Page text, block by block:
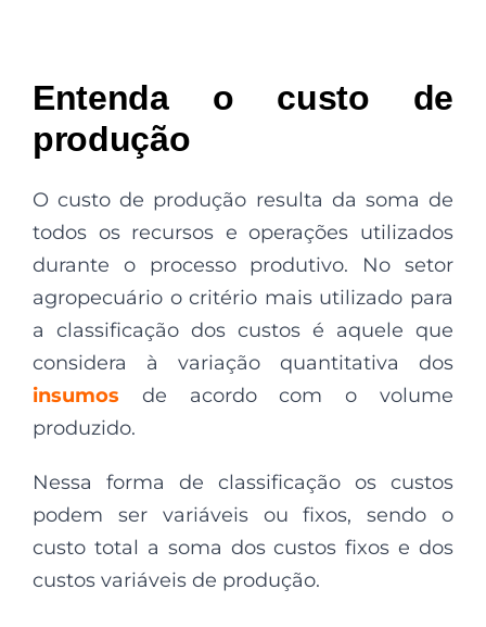
Entenda o custo de
produção
O custo de produção resulta da soma de
todos os recursos e operações utilizados
durante o processo produtivo. No setor
agropecuário o critério mais utilizado para
a classificação dos custos é aquele que
considera à variação quantitativa dos
insumos
de acordo com o volume
produzido.
Nessa forma de classificação os custos
podem ser variáveis ou fixos, sendo o
custo total a soma dos custos fixos e dos
custos variáveis de produção.